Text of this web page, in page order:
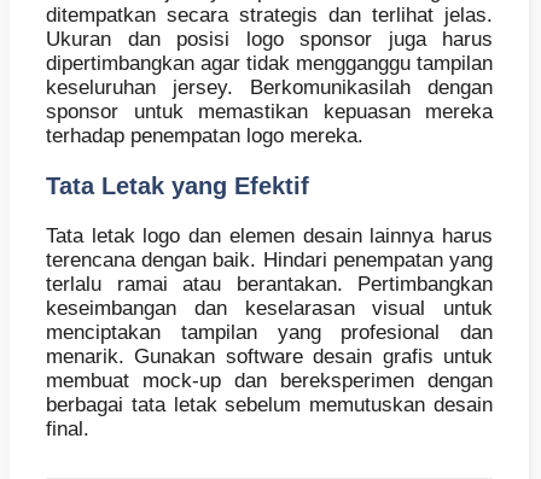
ditempatkan secara strategis dan terlihat jelas.
Ukuran dan posisi logo sponsor juga harus
dipertimbangkan agar tidak mengganggu tampilan
keseluruhan jersey. Berkomunikasilah dengan
sponsor untuk memastikan kepuasan mereka
terhadap penempatan logo mereka.
Tata Letak yang Efektif
Tata letak logo dan elemen desain lainnya harus
terencana dengan baik. Hindari penempatan yang
terlalu ramai atau berantakan. Pertimbangkan
keseimbangan dan keselarasan visual untuk
menciptakan tampilan yang profesional dan
menarik. Gunakan software desain grafis untuk
membuat mock-up dan bereksperimen dengan
berbagai tata letak sebelum memutuskan desain
final.